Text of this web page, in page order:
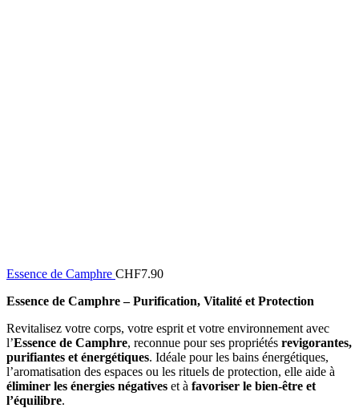
Essence de Camphre CHF7.90
Essence de Camphre – Purification, Vitalité et Protection
Revitalisez votre corps, votre esprit et votre environnement avec
l’Essence de Camphre, reconnue pour ses propriétés revigorantes,
purifiantes et énergétiques. Idéale pour les bains énergétiques,
l’aromatisation des espaces ou les rituels de protection, elle aide à
éliminer les énergies négatives et à favoriser le bien-être et
l’équilibre.